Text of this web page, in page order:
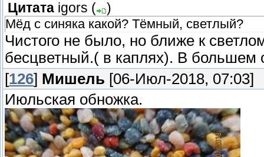
Цитата igors (
)
Мёд с синяка какой? Тёмный, светлый?
Чистого не было, но ближе к
бесцветный.( в каплях). В большем
[126] Мишель [06-Июл-2018, 07:03]
Июльская обножка.